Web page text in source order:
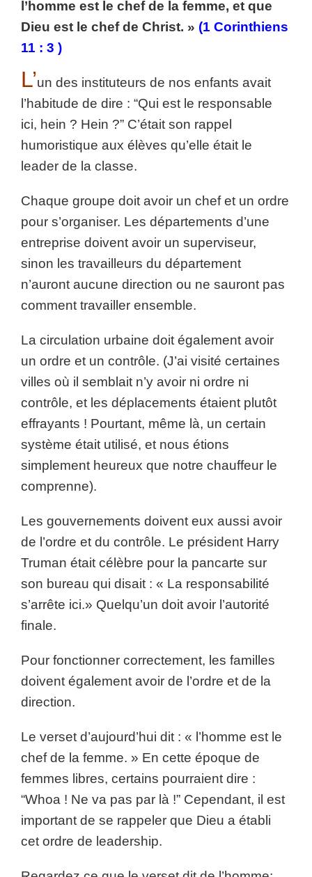
l’homme est le chef de la femme, et que
Dieu est le chef de Christ. » (1 Corinthiens
11 : 3 )
L’un des instituteurs de nos enfants avait
l’habitude de dire : “Qui est le responsable
ici, hein ? Hein ?” C’était son rappel
humoristique aux élèves qu’elle était le
leader de la classe.
Chaque groupe doit avoir un chef et un ordre
pour s’organiser. Les départements d’une
entreprise doivent avoir un superviseur,
sinon les travailleurs du département
n’auront aucune direction ou ne sauront pas
comment travailler ensemble.
La circulation urbaine doit également avoir
un ordre et un contrôle. (J’ai visité certaines
villes où il semblait n’y avoir ni ordre ni
contrôle, et les déplacements étaient plutôt
effrayants ! Pourtant, même là, un certain
système était utilisé, et nous étions
simplement heureux que notre chauffeur le
comprenne).
Les gouvernements doivent eux aussi avoir
de l’ordre et du contrôle. Le président Harry
Truman était célèbre pour la pancarte sur
son bureau qui disait : « La responsabilité
s’arrête ici.» Quelqu’un doit avoir l’autorité
finale.
Pour fonctionner correctement, les familles
doivent également avoir de l’ordre et de la
direction.
Le verset d’aujourd’hui dit : « l’homme est le
chef de la femme. » En cette époque de
femmes libres, certains pourraient dire :
“Whoa ! Ne va pas par là !” Cependant, il est
important de se rappeler que Dieu a établi
cet ordre de leadership.